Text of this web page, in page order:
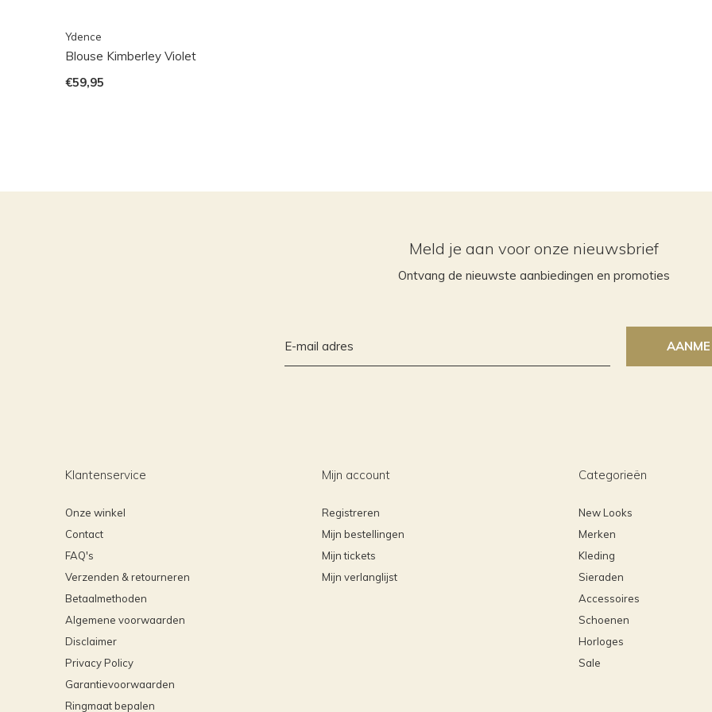
Ydence
Blouse Kimberley Violet
€59,95
Meld je aan voor onze nieuwsbrief
Ontvang de nieuwste aanbiedingen en promoties
Klantenservice
Onze winkel
Contact
FAQ's
Verzenden & retourneren
Betaalmethoden
Algemene voorwaarden
Disclaimer
Privacy Policy
Garantievoorwaarden
Ringmaat bepalen
Mijn account
Registreren
Mijn bestellingen
Mijn tickets
Mijn verlanglijst
Categorieën
New Looks
Merken
Kleding
Sieraden
Accessoires
Schoenen
Horloges
Sale